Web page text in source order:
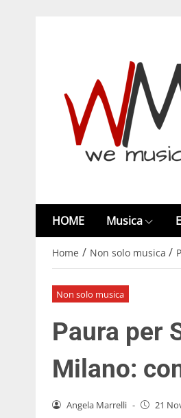
HOME Musica
Home / Non solo musica /
Non solo musica
Paura per
Milano:
Angela Marrelli - 21